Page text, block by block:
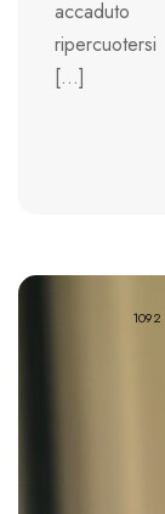
[…]
1092